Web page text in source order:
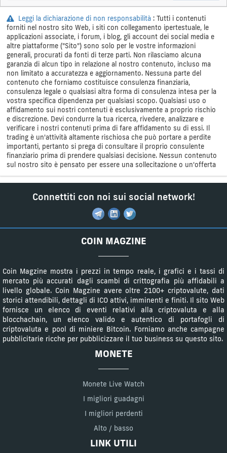
Leggi la dichiarazione di non responsabilità : Tutti i contenuti
forniti nel nostro sito Web, i siti con collegamento ipertestuale, le
applicazioni associate, i forum, i blog, gli account dei social media e
altre piattaforme ("Sito") sono solo per le vostre informazioni
generali, procurati da fonti di terze parti. Non rilasciamo alcuna
garanzia di alcun tipo in relazione al nostro contenuto, incluso ma
non limitato a accuratezza e aggiornamento. Nessuna parte del
contenuto che forniamo costituisce consulenza finanziaria,
consulenza legale o qualsiasi altra forma di consulenza intesa per la
vostra specifica dipendenza per qualsiasi scopo. Qualsiasi uso o
affidamento sui nostri contenuti è esclusivamente a proprio rischio
e discrezione. Devi condurre la tua ricerca, rivedere, analizzare e
verificare i nostri contenuti prima di fare affidamento su di essi. Il
trading è un'attività altamente rischiosa che può portare a perdite
importanti, pertanto si prega di consultare il proprio consulente
finanziario prima di prendere qualsiasi decisione. Nessun contenuto
sul nostro sito è pensato per essere una sollecitazione o un'offerta
Connettiti con noi sui social network!
COIN MAGZINE
Coin Magzine mostra i prezzi in tempo reale, i grafici e i tassi di
mercato più accurati dagli scambi di crittografia più affidabili a
livello globale. Coin Magzine avere oltre 2100+ criptovalute, dati
storici attendibili, dettagli di ICO attivi, imminenti e finiti. Il sito Web
fornisce un elenco di eventi relativi alla criptovaluta e alla
blocchachain, un elenco valido e autentico di portafogli di
criptovaluta e pool di miniere Bitcoin. Forniamo anche campagne
pubblicitarie ricche per pubblicizzare il tuo business su questo sito.
MONETE
Monete Live Watch
I migliori guadagni
I migliori perdenti
Alto / basso
LINK UTILI